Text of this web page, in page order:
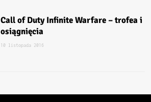
Call of Duty Infinite Warfare – trofea i
osiągnięcia
10 listopada 2016